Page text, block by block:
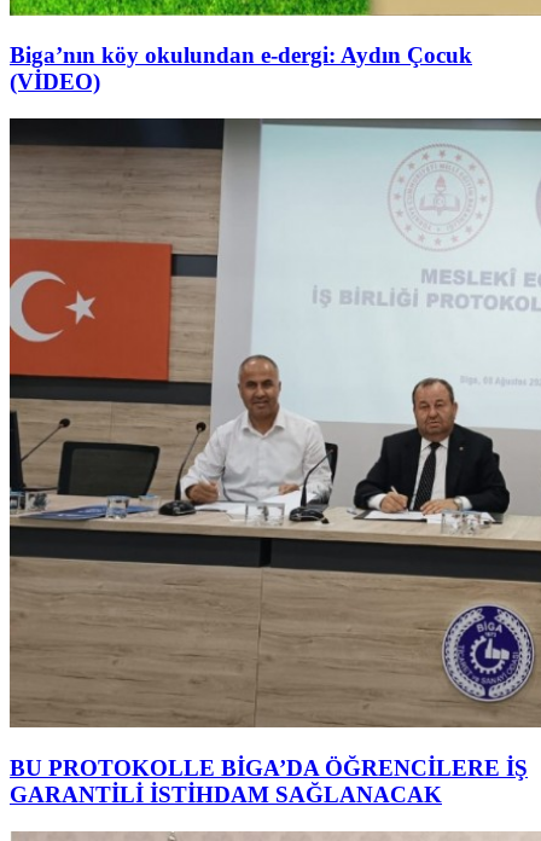
Biga’nın köy okulundan e-dergi: Aydın Çocuk
(VİDEO)
BU PROTOKOLLE BİGA’DA ÖĞRENCİLERE İŞ
GARANTİLİ İSTİHDAM SAĞLANACAK